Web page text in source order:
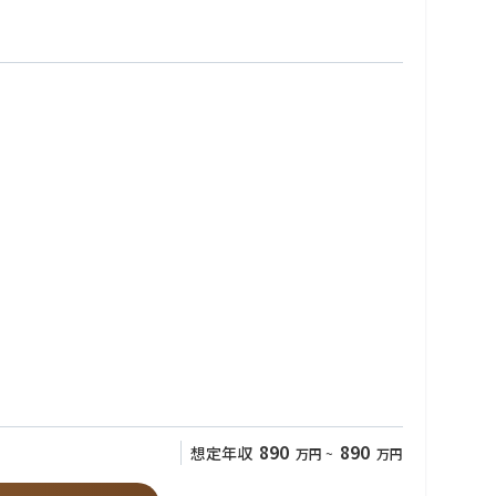
想定年収 890 万円 ~ 890 万円